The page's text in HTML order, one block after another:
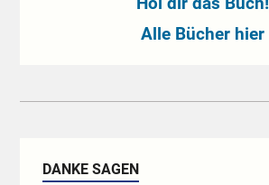
Alle Bücher hier
DANKE SAGEN